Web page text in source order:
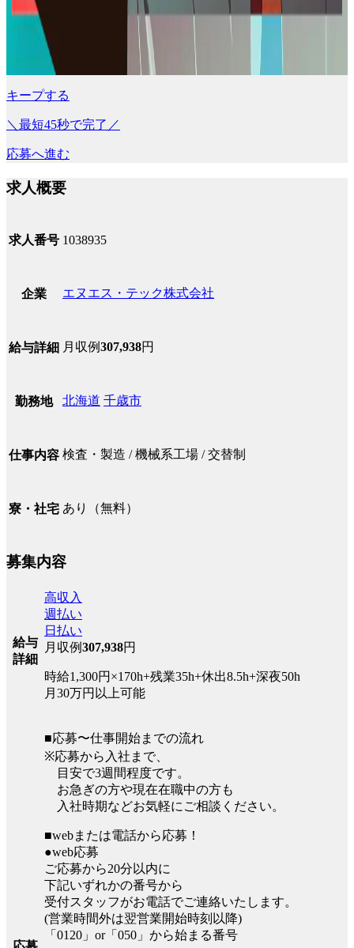
キープする
＼最短45秒で完了／
応募へ進む
求人概要
求人番号 1038935
企業 エヌエス・テック株式会社
給与詳細 月収例307,938円
勤務地 北海道 千歳市
仕事内容 検査・製造 / 機械系工場 / 交替制
寮・社宅 あり（無料）
募集内容
給与
詳細
高収入
週払い
日払い
月収例307,938円
時給1,300円×170h+残業35h+休出8.5h+深夜50h
月30万円以上可能
■応募〜仕事開始までの流れ
※応募から入社まで、
目安で3週間程度です。
お急ぎの方や現在在職中の方も
入社時期などお気軽にご相談ください。
■webまたは電話から応募！
●web応募
ご応募から20分以内に
下記いずれかの番号から
受付スタッフがお電話でご連絡いたします。
(営業時間外は翌営業開始時刻以降)
「0120」or「050」から始まる番号